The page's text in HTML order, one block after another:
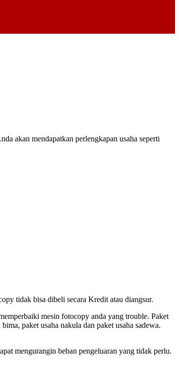
akan mendapatkan perlengkapan usaha seperti
tidak bisa dibeli secara Kredit atau diangsur.
mesin fotocopy anda yang trouble. Paket
paket usaha nakula dan paket usaha sadewa.
mengurangin beban pengeluaran yang tidak perlu.